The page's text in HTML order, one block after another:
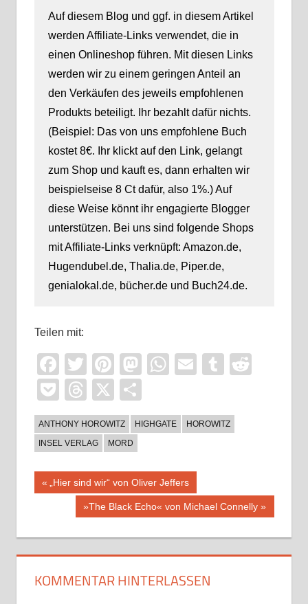
Auf diesem Blog und ggf. in diesem Artikel
werden Affiliate-Links verwendet, die in
einen Onlineshop führen. Mit diesen Links
werden wir zu einem geringen Anteil an
den Verkäufen des jeweils empfohlenen
Produkts beteiligt. Ihr bezahlt dafür nichts.
(Beispiel: Das von uns empfohlene Buch
kostet 8€. Ihr klickt auf den Link, gelangt
zum Shop und kauft es, dann erhalten wir
beispielseise 8 Ct dafür, also 1%.) Auf
diese Weise könnt ihr engagierte Blogger
unterstützen. Bei uns sind folgende Shops
mit Affiliate-Links verknüpft: Amazon.de,
Hugendubel.de, Thalia.de, Piper.de,
genialokal.de, bücher.de und Buch24.de.
Teilen mit:
Facebook
TwitterPinterest
Mastodon
WhatsApp
EmailTumblr
PocketThreads
X
ANTHONY HOROWITZ HIGHGATE
HOROWITZ
INSEL VERLAG
MORD
Beitragsnavigation
Vorheriger
Beitrag:
„Hier sind wir“ von Oliver Jeffers
Nächster
»The Black Echo« von Michael Connelly
KOMMENTAR HINTERLASSEN